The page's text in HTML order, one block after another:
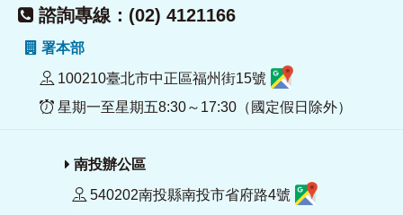
諮詢專線：(02) 4121166
署本部
100210臺北市中正區福州街15號
星期一至星期五8:30～17:30（國定假日除外）
南投辦公區
540202南投縣南投市省府路4號